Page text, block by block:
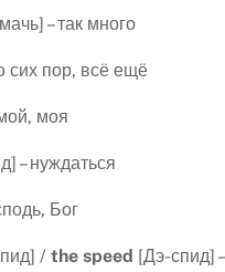
– так много
сих пор, всё ещё
моя
– нуждаться
Бог
/ the speed [Дэ-спид] –